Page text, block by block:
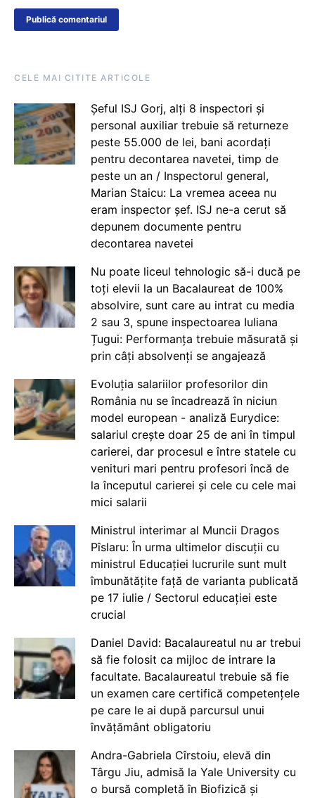
CELE MAI CITITE ARTICOLE
Șeful ISJ Gorj, alți 8 inspectori și
personal auxiliar trebuie să returneze
peste 55.000 de lei, bani acordați
pentru decontarea navetei, timp de
peste un an / Inspectorul general,
Marian Staicu: La vremea aceea nu
eram inspector șef. ISJ ne-a cerut să
depunem documente pentru
decontarea navetei
Nu poate liceul tehnologic să-i ducă pe
toți elevii la un Bacalaureat de 100%
absolvire, sunt care au intrat cu media
2 sau 3, spune inspectoarea Iuliana
Țugui: Performanța trebuie măsurată și
prin câți absolvenți se angajează
Evoluția salariilor profesorilor din
România nu se încadrează în niciun
model european - analiză Eurydice:
salariul crește doar 25 de ani în timpul
carierei, dar procesul e între statele cu
venituri mari pentru profesori încă de
la începutul carierei și cele cu cele mai
mici salarii
Ministrul interimar al Muncii Dragos
Pîslaru: În urma ultimelor discuții cu
ministrul Educației lucrurile sunt mult
îmbunătățite față de varianta publicată
pe 17 iulie / Sectorul educației este
crucial
Daniel David: Bacalaureatul nu ar trebui
să fie folosit ca mijloc de intrare la
facultate. Bacalaureatul trebuie să fie
un examen care certifică competențele
pe care le ai după parcursul unui
învățământ obligatoriu
Andra-Gabriela Cîrstoiu, elevă din
Târgu Jiu, admisă la Yale University cu
o bursă completă în Biofizică și